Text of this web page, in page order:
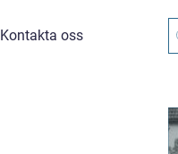
Kontakta oss